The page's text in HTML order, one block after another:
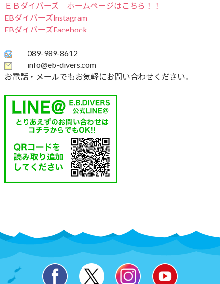
ＥＢダイバーズ ホームページはこちら！！
EBダイバーズInstagram
EBダイバーズFacebook
089-989-8612
info@eb-divers.com
お電話・メールでもお気軽にお問い合わせください。